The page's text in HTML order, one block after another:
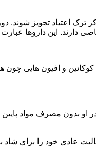
اعتیاد تجویز شوند.
دارند. این داروها عبارت
و افیون هایی چون
بدون مصرف مواد
عادی خود را برای شاد